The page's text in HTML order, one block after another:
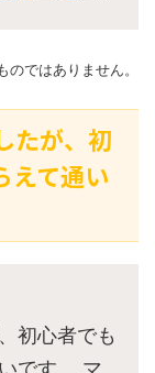
ではありません。
たが、初
えて通い
初心者でも
です。 マ